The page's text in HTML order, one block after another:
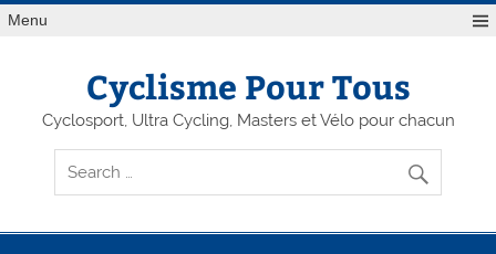
Menu
Cyclisme Pour Tous
Cyclosport, Ultra Cycling, Masters et Vélo pour chacun